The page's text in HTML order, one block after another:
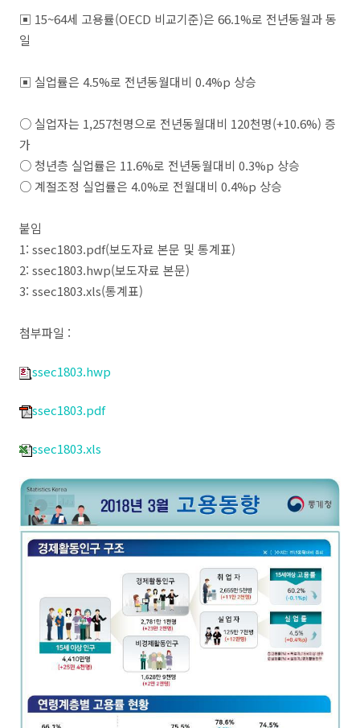
▣ 15~64세 고용률(OECD 비교기준)은 66.1%로 전년동월과 동
일
▣ 실업률은 4.5%로 전년동월대비 0.4%p 상승
○ 실업자는 1,257천명으로 전년동월대비 120천명(+10.6%) 증
가
○ 청년층 실업률은 11.6%로 전년동월대비 0.3%p 상승
○ 계절조정 실업률은 4.0%로 전월대비 0.4%p 상승
붙임
1: ssec1803.pdf(보도자료 본문 및 통계표)
2: ssec1803.hwp(보도자료 본문)
3: ssec1803.xls(통계표)
첨부파일 :
ssec1803.hwp
ssec1803.pdf
ssec1803.xls